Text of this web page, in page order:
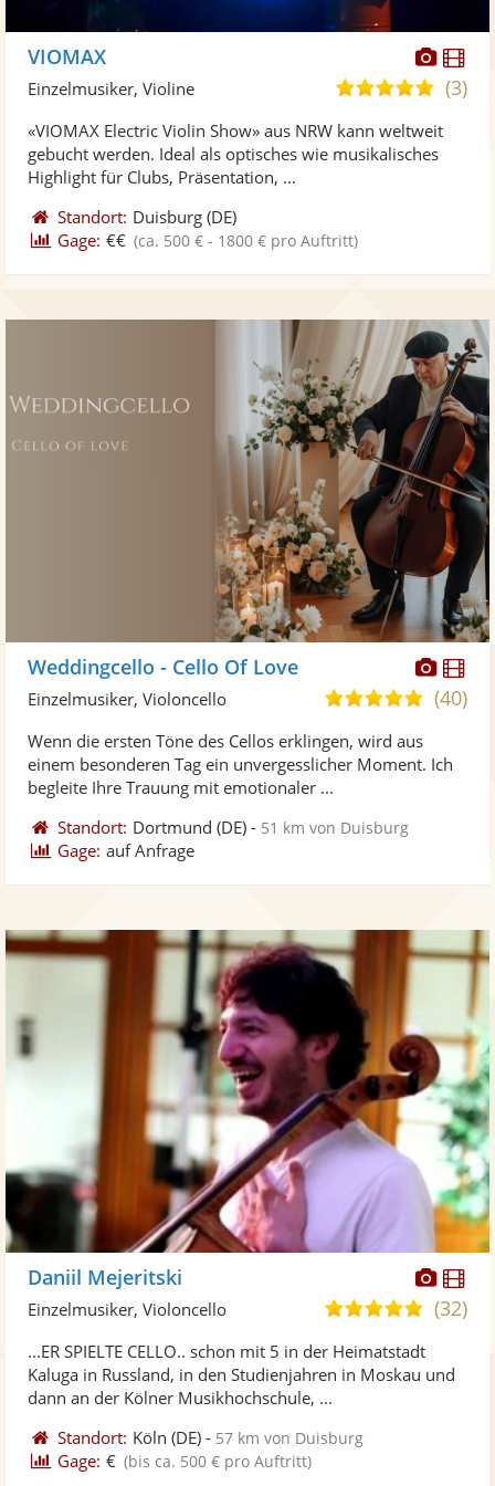
Fotos
VIOMAX
5,0
5
(3)
Einzelmusiker, Violine
«VIOMAX Electric Violin Show» aus NRW kann weltweit
gebucht werden. Ideal als optisches wie musikalisches
Highlight für Clubs, Präsentation, ...
Standort: Duisburg (DE)
Gage: €€ (ca. 500 € - 1800 € pro Auftritt)
Weddingcello - Cello Of Love
5,0
5
(40)
Einzelmusiker, Violoncello
Wenn die ersten Töne des Cellos erklingen, wird aus
einem besonderen Tag ein unvergesslicher Moment. Ich
begleite Ihre Trauung mit emotionaler ...
Standort: Dortmund (DE) - 51 km von Duisburg
Gage: auf Anfrage
Daniil Mejeritski
4,9
5
(32)
Einzelmusiker, Violoncello
...ER SPIELTE CELLO.. schon mit 5 in der Heimatstadt
Kaluga in Russland, in den Studienjahren in Moskau und
dann an der Kölner Musikhochschule, ...
Standort: Köln (DE) - 57 km von Duisburg
Gage: € (bis ca. 500 € pro Auftritt)